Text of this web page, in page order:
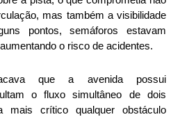
mas também a visibilidade
pontos, semáforos estavam
o risco de acidentes.
que a avenida possui
o fluxo simultâneo de dois
mais crítico qualquer obstáculo